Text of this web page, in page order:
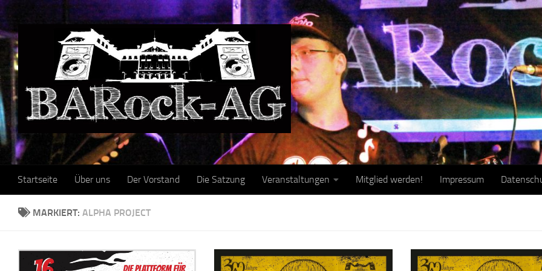
Skip to content
Startseite Über uns Der Vorstand Die Satzung Veranstaltungen Mitglied werden! Impressum
MARKIERT: ALPHA PROJECT